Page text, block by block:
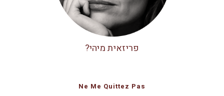
פריזאית מיהי?
Ne Me Quittez Pas